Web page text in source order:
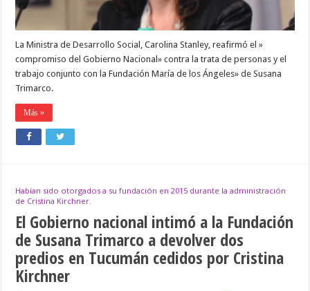
La Ministra de Desarrollo Social, Carolina Stanley, reafirmó el »
compromiso del Gobierno Nacional» contra la trata de personas y el
trabajo conjunto con la Fundación María de los Ángeles» de Susana
Trimarco.
Más »
Habían sido otorgados a su fundación en 2015 durante la administración
de Cristina Kirchner.
El Gobierno nacional intimó a la Fundación
de Susana Trimarco a devolver dos
predios en Tucumán cedidos por Cristina
Kirchner